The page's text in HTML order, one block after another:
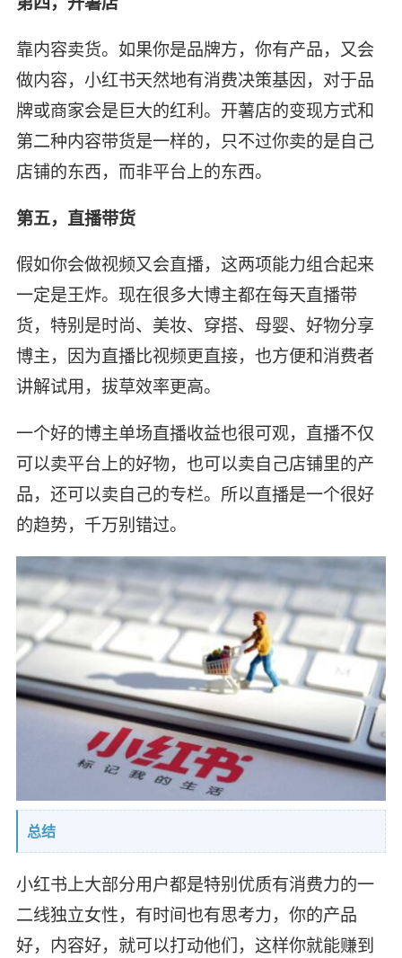
靠内容卖货。如果你是品牌方，你有产品，又会
做内容，小红书天然地有消费决策基因，对于品
牌或商家会是巨大的红利。开薯店的变现方式和
第二种内容带货是一样的，只不过你卖的是自己
店铺的东西，而非平台上的东西。
第五，直播带货
假如你会做视频又会直播，这两项能力组合起来
一定是王炸。现在很多大博主都在每天直播带
货，特别是时尚、美妆、穿搭、母婴、好物分享
博主，因为直播比视频更直接，也方便和消费者
讲解试用，拔草效率更高。
一个好的博主单场直播收益也很可观，直播不仅
可以卖平台上的好物，也可以卖自己店铺里的产
品，还可以卖自己的专栏。所以直播是一个很好
的趋势，千万别错过。
总结
小红书上大部分用户都是特别优质有消费力的一
二线独立女性，有时间也有思考力，你的产品
好，内容好，就可以打动他们，这样你就能赚到